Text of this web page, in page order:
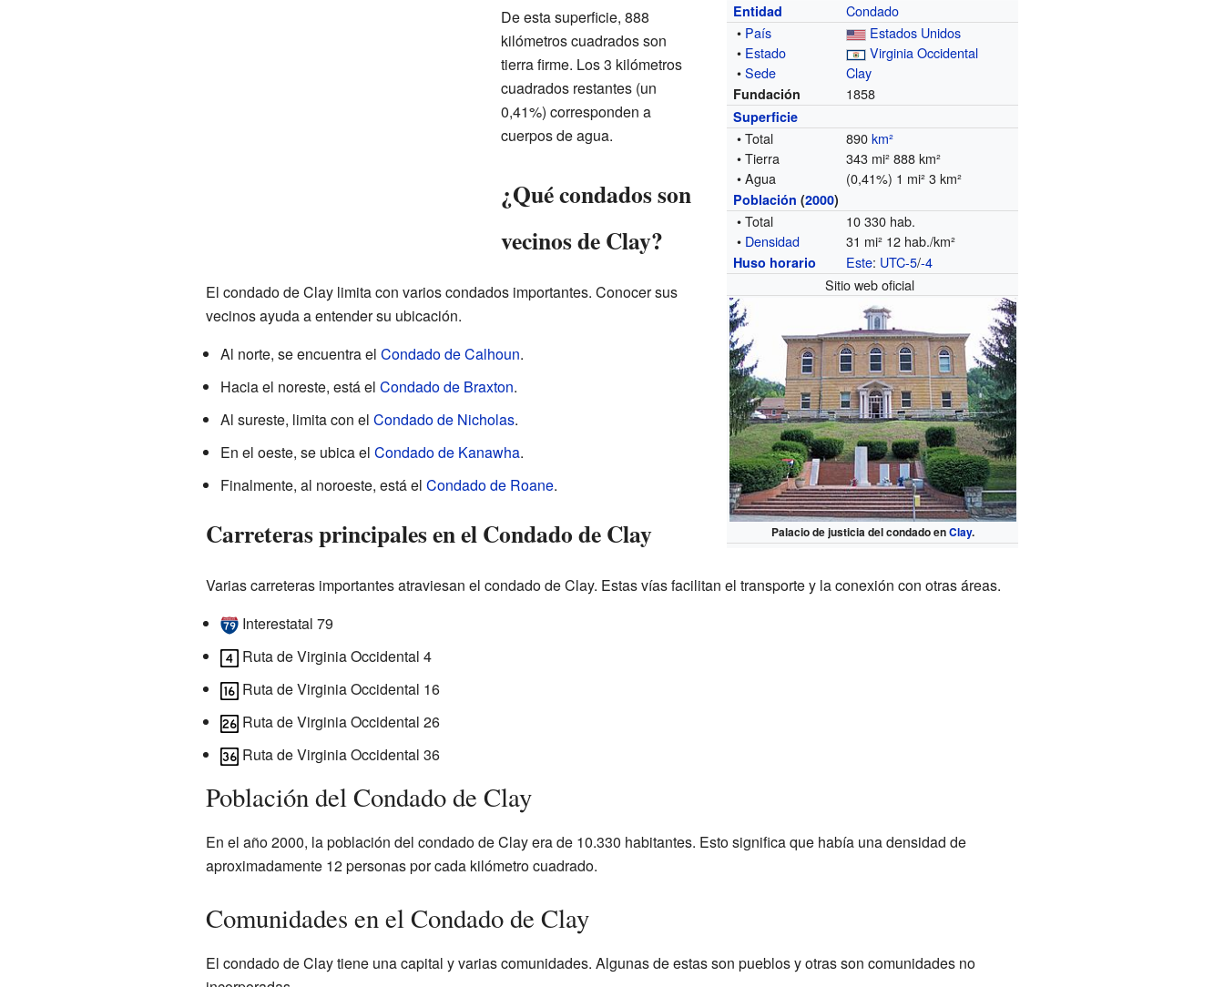
Entidad
Condado
• País
Estados Unidos
• Estado
Virginia Occidental
•Sede Clay
Fundación 1858
Superficie
• Total 890km²
• Tierra
343 mi² 888 km²
• Agua
(0,41%) 1 mi² 3 km²
Población (2000)
• Total
10 330 hab.
• Densidad 31 mi² 12 hab./km²
Huso horario Este: UTC-5/-4
Sitio web oficial
Palacio de justicia del condado enClay.
De esta superficie, 888
kilómetros cuadrados son
tierra firme. Los 3 kilómetros
cuadrados restantes (un
0,41%) corresponden a
cuerpos de agua.
¿Qué condados son
vecinos de Clay?
El condado de Clay limita con varios condados importantes. Conocer sus
vecinos ayuda a entender su ubicación.
Al norte, se encuentra el Condado de Calhoun.
Hacia el noreste, está el Condado de Braxton.
Al sureste, limita con el Condado de Nicholas.
En el oeste, se ubica el Condado de Kanawha.
Finalmente, al noroeste, está el Condado de Roane.
Carreteras principales en el Condado de Clay
Varias carreteras importantes atraviesan el condado de Clay. Estas vías facilitan el transporte y la conexión con otras áreas.
Interestatal 79
Ruta de Virginia Occidental 4
Ruta de Virginia Occidental 16
Ruta de Virginia Occidental 26
Ruta de Virginia Occidental 36
Población del Condado de Clay
En el año 2000, la población del condado de Clay era de 10.330 habitantes. Esto significa que había una densidad de
aproximadamente 12 personas por cada kilómetro cuadrado.
Comunidades en el Condado de Clay
El condado de Clay tiene una capital y varias comunidades. Algunas de estas son pueblos y otras son comunidades no